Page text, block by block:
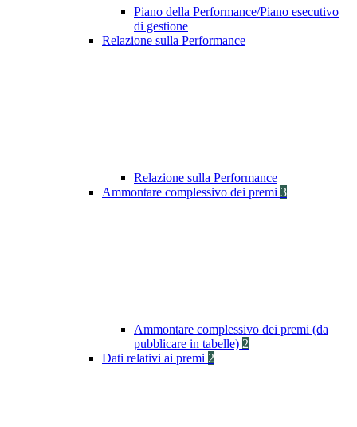
Piano della Performance/Piano esecutivo
di gestione
Relazione sulla Performance
Relazione sulla Performance
Ammontare complessivo dei premi 3
Ammontare complessivo dei premi (da
pubblicare in tabelle) 2
Dati relativi ai premi 2